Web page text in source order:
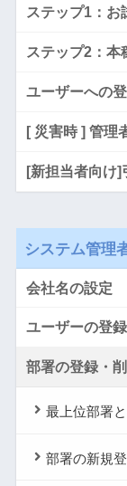
ステップ1：お
ステップ2：本
ユーザーへの
[ 災害時 ] 管理
[新担当者向け]
システム管理
会社名の設定
ユーザーの登
部署の登録・
最上位部署
部署の新規